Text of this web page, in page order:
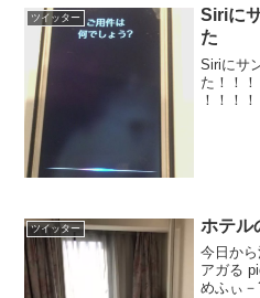
ツイッター
Siriに
た
Siriにサ
た！！
！！！
ツイッター ホテル
今日か
アガる
めふぃ